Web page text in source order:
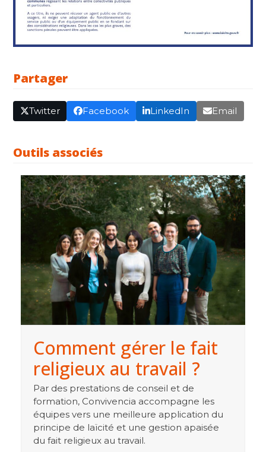
Partager
Twitter Facebook LinkedIn Email
Outils associés
Comment gérer le fait
religieux au travail ?
Par des prestations de conseil et de
formation, Convivencia accompagne les
équipes vers une meilleure application du
principe de laïcité et une gestion apaisée
du fait religieux au travail.